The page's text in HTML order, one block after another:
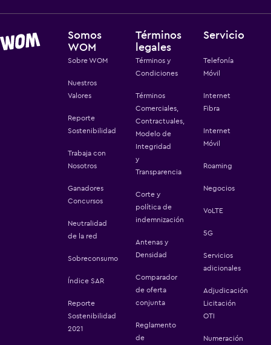
Somos
WOM
Sobre WOM
Nuestros
Valores
Reporte
Sostenibilidad
Trabaja con
Nosotros
Ganadores
Concursos
Neutralidad
de la red
Sobreconsumo
Índice SAR
Reporte
Sostenibilidad
2021
Términos
legales
Términos y
Condiciones
Términos
Comerciales,
Contractuales,
Modelo de
Integridad
y
Transparencia
Corte y
política de
indemnización
Antenas y
Densidad
Comparador
de oferta
conjunta
Reglamento
de
Servicio
Telefonía
Móvil
Internet
Fibra
Internet
Móvil
Roaming
Negocios
VoLTE
5G
Servicios
adicionales
Adjudicación
Licitación
OTI
Numeración